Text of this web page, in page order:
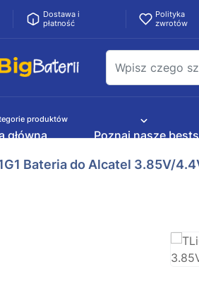
Dostawa i
płatność
Polityka
zwrotów
produktów
główna Poznaj nasze
Bateria do Alcatel 3.85V/